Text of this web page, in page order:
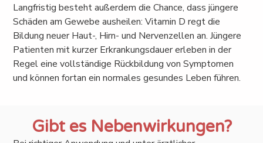
Langfristig besteht außerdem die Chance, dass jüngere
Schäden am Gewebe ausheilen: Vitamin D regt die
Bildung neuer Haut-, Hirn- und Nervenzellen an. Jüngere
Patienten mit kurzer Erkrankungsdauer erleben in der
Regel eine vollständige Rückbildung von Symptomen
und können fortan ein normales gesundes Leben führen.
Gibt es Nebenwirkungen?